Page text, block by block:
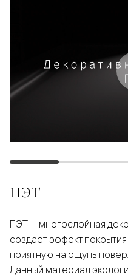
ПЭТ
ПЭТ — многослойная
создаёт эффект
приятную на ощупь
Данный материал